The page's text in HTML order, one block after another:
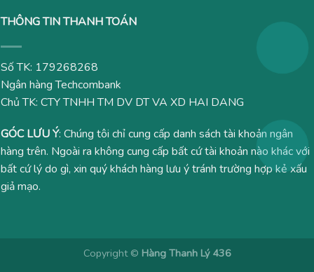
THÔNG TIN THANH TOÁN
Số TK: 179268268
Ngân hàng Techcombank
Chủ TK: CTY TNHH TM DV DT VA XD HAI DANG
GÓC LƯU Ý: Chúng tôi chỉ cung cấp danh sách tài khoản ngân
hàng trên. Ngoài ra không cung cấp bất cứ tài khoản nào khác với
bất cứ lý do gì, xin quý khách hàng lưu ý tránh trường hợp kẻ xấu
giả mạo.
Copyright © Hàng Thanh Lý 436